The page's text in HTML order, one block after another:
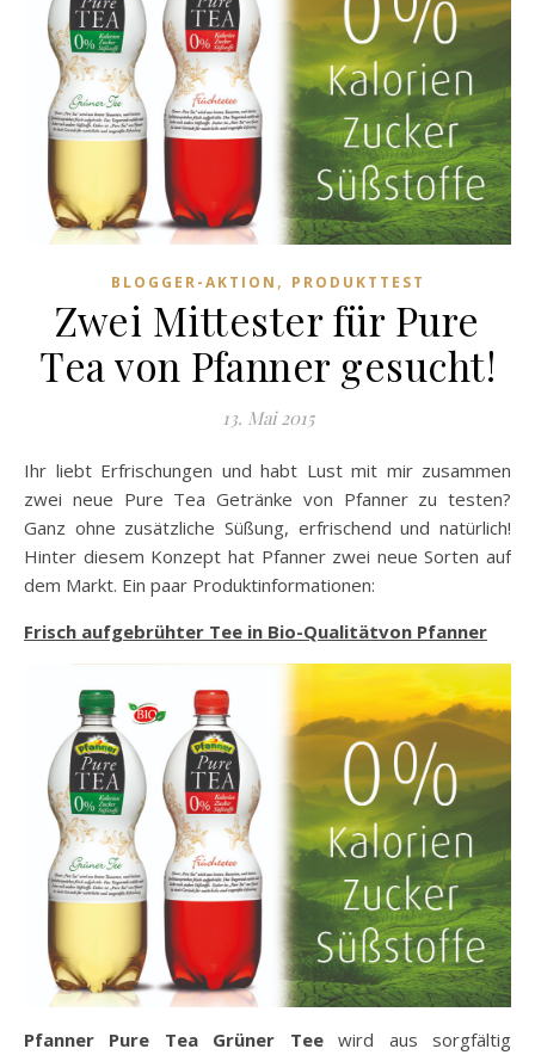
BLOGGER-AKTION , PRODUKTTEST
Zwei Mittester für Pure
Tea von Pfanner gesucht!
13. Mai 2015
Ihr liebt Erfrischungen und habt Lust mit mir zusammen
zwei neue Pure Tea Getränke von Pfanner zu testen?
Ganz ohne zusätzliche Süßung, erfrischend und natürlich!
Hinter diesem Konzept hat Pfanner zwei neue Sorten auf
dem Markt. Ein paar Produktinformationen:
Frisch aufgebrühter Tee in Bio-Qualitätvon Pfanner
Pfanner Pure Tea Grüner Teewird aus sorgfältig